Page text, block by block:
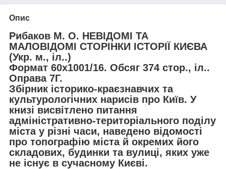
Опис
Рибаков М. О. НЕВІДОМІ ТА
МАЛОВІДОМІ СТОРІНКИ ІСТОРІЇ КИЄВА
(Укр. м., іл..)
Формат 60х1001/16. Обсяг 374 стор., іл..
Оправа 7Г.
Збірник історико-краєзнавчих та
культурологічних нарисів про Київ. У
книзі висвітлено питання
адміністративно-територіального поділу
міста у різні часи, наведено відомості
про топографію міста й окремих його
складових, будинки та вулиці, яких уже
не існує в сучасному Києві.